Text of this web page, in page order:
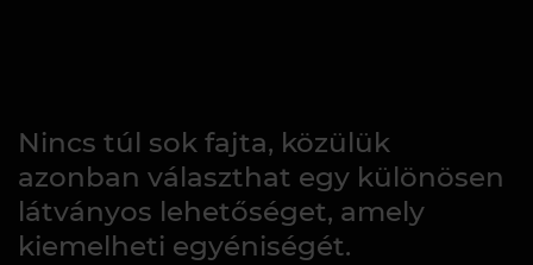
Nincs túl sok fajta, közülük
azonban választhat egy különösen
látványos lehetőséget, amely
kiemelheti egyéniségét.